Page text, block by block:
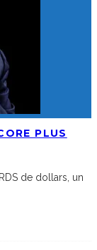
PLUS
de dollars, un